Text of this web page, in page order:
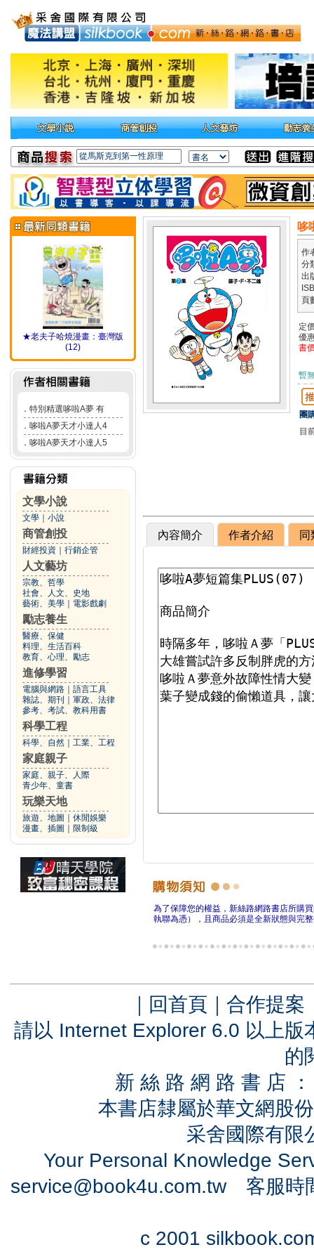
★老夫子哈燒漫畫：臺灣版
(12)
． 特別精選哆啦A夢 有
． 哆啦A夢天才小達人4
． 哆啦A夢天才小達人5
文學小說
文學 小說
商管創投
財經投資 行銷企管
人文藝坊
宗教、哲學
社會、人文、史地
藝術、美學
電影戲劇
勵志養生
醫療、保健
料理、生活百科
教育、心理、勵志
進修學習
電腦與網路
語言工具
雜誌、期刊
軍政、法律
參考、考試、教科用書
科學工程
科學、自然 工業、工程
家庭親子
家庭、親子、人際
青少年、童書
玩樂天地
旅遊、地圖
休閒娛樂
漫畫、插圖
限制級
哆
作
分
出
頁
定
優
書
暫
團
目
內容簡介 作者介紹 同
為了保障您的權益，新絲路網路書店所購
執聯為憑），且商品必須是全新狀態與完
｜ 回首頁 ｜ 合作提案
請以 Internet Explorer 6.0 以上
的
新 絲 路 網 路 書 店
本書店隸屬於華文網股
采舍國際有
Your Personal Knowledge
service@book4u.com.tw客服時
c 2001